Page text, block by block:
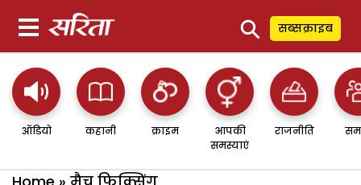
⚲ सब्सक्राइब
ऑडियो कहानी क्राइम
आपकी
समस्याएं
राजनीति